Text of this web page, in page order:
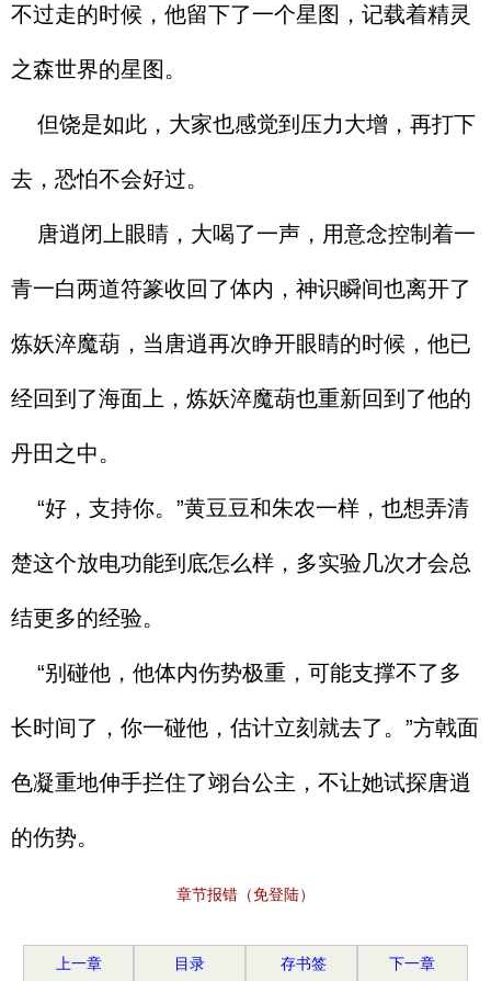
不过走的时候，他留下了一个星图，记载着精灵
之森世界的星图。
但饶是如此，大家也感觉到压力大增，再打下
去，恐怕不会好过。
唐逍闭上眼睛，大喝了一声，用意念控制着一
青一白两道符篆收回了体内，神识瞬间也离开了
炼妖淬魔葫，当唐逍再次睁开眼睛的时候，他已
经回到了海面上，炼妖淬魔葫也重新回到了他的
丹田之中。
“好，支持你。”黄豆豆和朱农一样，也想弄清
楚这个放电功能到底怎么样，多实验几次才会总
结更多的经验。
“别碰他，他体内伤势极重，可能支撑不了多
长时间了，你一碰他，估计立刻就去了。”方戟面
色凝重地伸手拦住了翊台公主，不让她试探唐逍
的伤势。
章节报错（免登陆）
上一章 目录 存书签 下一章